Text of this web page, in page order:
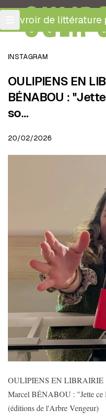
ouvroir de
INSTAGRAM
OULIPIENS EN
BÉNABOU :
so…
20/02/2026
OULIPIENS EN LIBRAIRIE
Marcel BÉNABOU : "Jette ce
(éditions de l'Arbre Vengeur)